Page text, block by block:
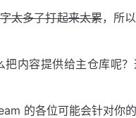
太多了打起来太累，所
内容提供给主仓库呢
的各位可能会针对你